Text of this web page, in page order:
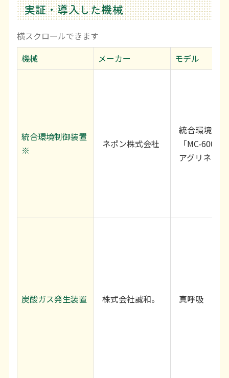
実証・導入した機械
機械 メーカー モデル
統合環境制御装置
※
ネポン株式会社
統合環境制
「MC-6001」
アグリネット
炭酸ガス発生装置 株式会社誠和。 真呼吸